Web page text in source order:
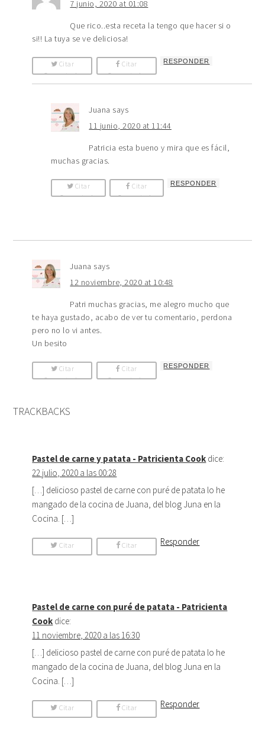
7 junio, 2020 at 01:08
Que rico..esta receta la tengo que hacer si o
si!! La tuya se ve deliciosa!
Citar
Comentario
Citar
Comentario
RESPONDER
Juana says
11 junio, 2020 at 11:44
Patricia esta bueno y mira que es fácil,
muchas gracias.
Citar
Comentario
Citar
Comentario
RESPONDER
Juana says
12 noviembre, 2020 at 10:48
Patri muchas gracias, me alegro mucho que
te haya gustado, acabo de ver tu comentario, perdona
pero no lo vi antes.
Un besito
Citar
Comentario
Citar
Comentario
RESPONDER
TRACKBACKS
Pastel de carne y patata - Patricienta Cook dice:
22 julio, 2020 a las 00:28
[…] delicioso pastel de carne con puré de patata lo he
mangado de la cocina de Juana, del blog Juna en la
Cocina. […]
Citar
Comentario
Citar
Comentario
Responder
Pastel de carne con puré de patata - Patricienta
Cook dice:
11 noviembre, 2020 a las 16:30
[…] delicioso pastel de carne con puré de patata lo he
mangado de la cocina de Juana, del blog Juna en la
Cocina. […]
Citar
Comentario
Citar
Comentario
Responder